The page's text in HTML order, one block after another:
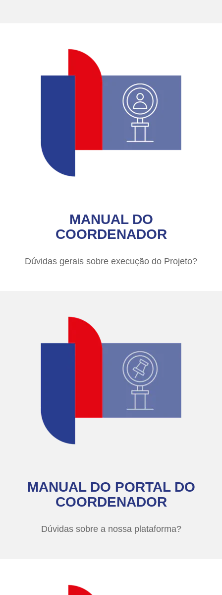
MANUAL DO
COORDENADOR
Dúvidas gerais sobre execução do Projeto?
MANUAL DO PORTAL DO
COORDENADOR
Dúvidas sobre a nossa plataforma?